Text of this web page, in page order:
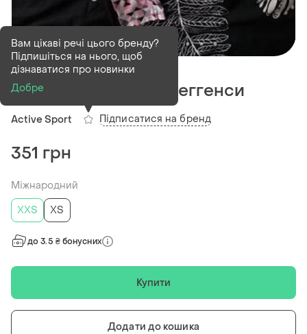
В наявності1 шт
Классні спортивні леггенси
Active Sport
Вам цікаві речі цього бренду?
Підпишіться на нього, щоб
дізнаватися про новинки
Добре
Підписатися на бренд
351 грн
Міжнародний
XХS
ХS
до 3.5 ₴ бонусних
Купити
Додати до кошика